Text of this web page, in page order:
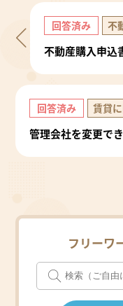
回答済み 不
不動産購入申込
回答済み 賃貸
管理会社を変更で
フリーワ